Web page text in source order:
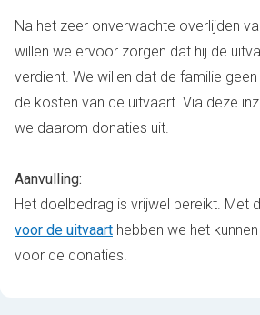
Na het zeer onverwachte overlijden
willen we ervoor zorgen dat hij de
verdient. We willen dat de familie
de kosten van de uitvaart. Via deze
we daarom donaties uit.
Aanvulling:
Het doelbedrag is vrijwel bereikt. Met
voor de uitvaart hebben we het
voor de donaties!